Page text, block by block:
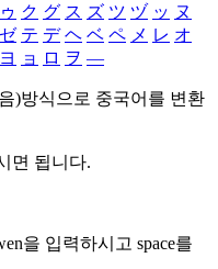
ゥ ク グ ス ズ ツ ヅ ッ ヌ
ゼ テ デ ヘ ベ ペ メ レ オ
ヨ ョ ロ ヲ ―
)방식으로 중국어를 변환
면 됩니다.
을 입력하시고 space를